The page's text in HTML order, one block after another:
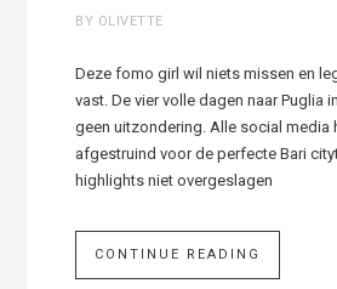
BY OLIVETTE
Deze fomo girl wil niets missen en
vast. De vier volle dagen naar Puglia
geen uitzondering. Alle social media
afgestruind voor de perfecte Bari
highlights niet overgeslagen
CONTINUE READING